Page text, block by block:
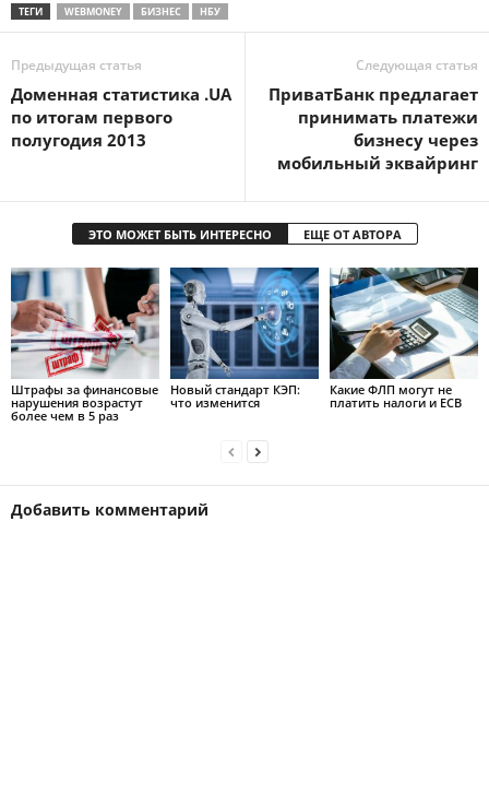
ТЕГИ WEBMONEY БИЗНЕС НБУ
Предыдущая статья
Доменная статистика .UA
по итогам первого
полугодия 2013
Следующая статья
ПриватБанк предлагает
принимать платежи
бизнесу через
мобильный эквайринг
ЭТО МОЖЕТ БЫТЬ ИНТЕРЕСНО ЕЩЕ ОТ АВТОРА
Штрафы за финансовые
нарушения возрастут
более чем в 5 раз
Новый стандарт КЭП:
что изменится
Какие ФЛП могут не
платить налоги и ЕСВ
Добавить комментарий